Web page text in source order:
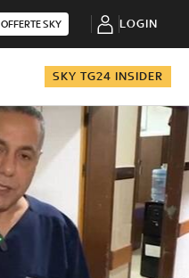
OFFERTE SKY LOGIN
SKY TG24 INSIDER